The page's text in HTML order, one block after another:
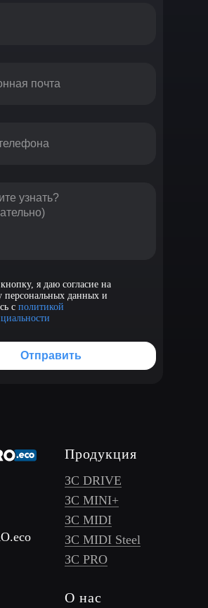
я даю согласие на
персональных данных и
с политикой
Отправить
Продукция
ЗС DRIVE
ЗС MINI+
ЗС MIDI
ЗС MIDI Steel
ЗС PRO
О нас